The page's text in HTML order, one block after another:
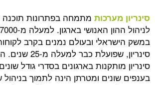
מתמחה בפתרונות תוכנה מתקדמים
לניהול ההון האנושי בארגון. למעלה מ-7000 ארגונים
ובעולם נמנים בקרב לקוחותיה של
סינריון, שפועלת כבר למעלה מ-25 שנים. המערכות של
בארגונים בסדרי גודל שונים, הפועלים
ומטרתן הינה לתמוך בניהול שלבי מחזור